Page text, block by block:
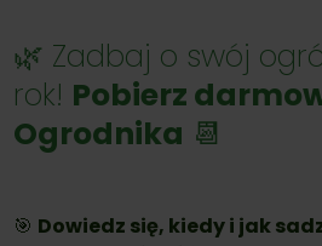
🌿 Zadbaj o swój
rok! Pobierz
Ogrodnika 📆
🎯 Dowiedz się, kiedy i jak